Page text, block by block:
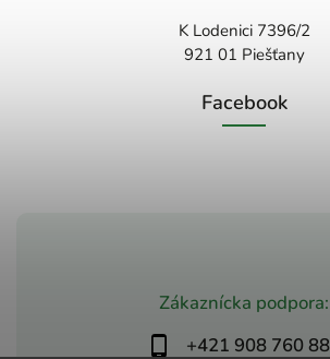
Zákaznícka podpora:
+421 908 760
K Lodenici 7396/2
921 01 Piešťany
Facebook